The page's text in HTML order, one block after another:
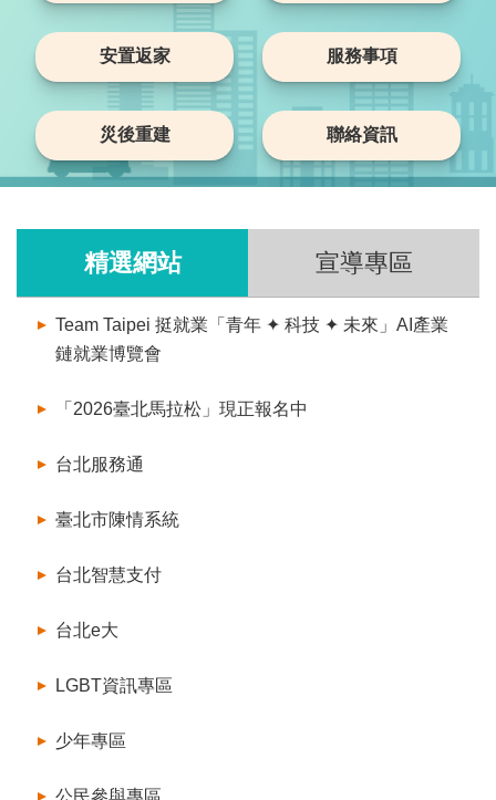
安置返家 服務事項
災後重建 聯絡資訊
精選網站 宣導專區
Team Taipei 挺就業「青年 ✦ 科技 ✦ 未來」AI產業
鏈就業博覽會
「2026臺北馬拉松」現正報名中
台北服務通
臺北市陳情系統
台北智慧支付
台北e大
LGBT資訊專區
少年專區